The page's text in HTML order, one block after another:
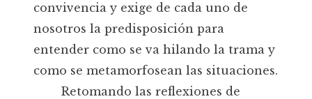
convivencia y exige de cada uno de
nosotros la predisposición para
entender como se va hilando la trama y
como se metamorfosean las situaciones.
Retomando las reflexiones de